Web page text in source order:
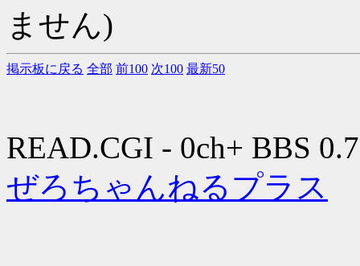
ません)
掲示板に戻る 全部 前100 次100 最新50
READ.CGI - 0ch+ BBS
ぜろちゃんねるプラス